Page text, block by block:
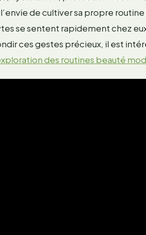
de cultiver sa propre
se sentent rapidement chez
ces gestes précieux, il est
des routines beauté